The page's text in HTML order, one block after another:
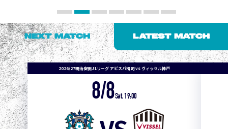
NEXT MATCH LATEST MATCH
2026/27明治安田J1リーグ アビスパ福岡 vs ヴィッセル神戸
8/8Sat. 19:00